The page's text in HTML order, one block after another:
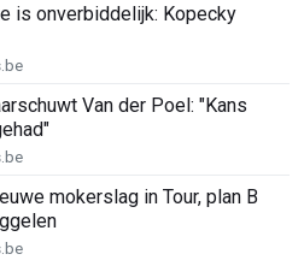
is onverbiddelijk: Kopecky
Van der Poel: "Kans
mokerslag in Tour, plan B